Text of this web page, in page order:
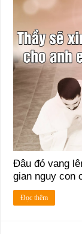
Đâu đó vang
gian nguy con
Đọc thêm